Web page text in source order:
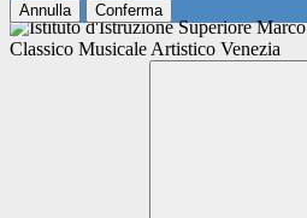
Annulla Conferma